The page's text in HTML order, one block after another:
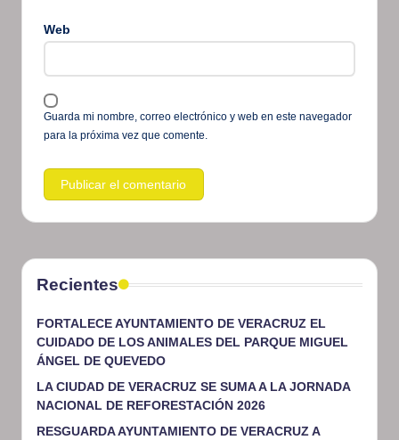
Web
Guarda mi nombre, correo electrónico y web en este navegador
para la próxima vez que comente.
Recientes
FORTALECE AYUNTAMIENTO DE VERACRUZ EL
CUIDADO DE LOS ANIMALES DEL PARQUE MIGUEL
ÁNGEL DE QUEVEDO
LA CIUDAD DE VERACRUZ SE SUMA A LA JORNADA
NACIONAL DE REFORESTACIÓN 2026
RESGUARDA AYUNTAMIENTO DE VERACRUZ A